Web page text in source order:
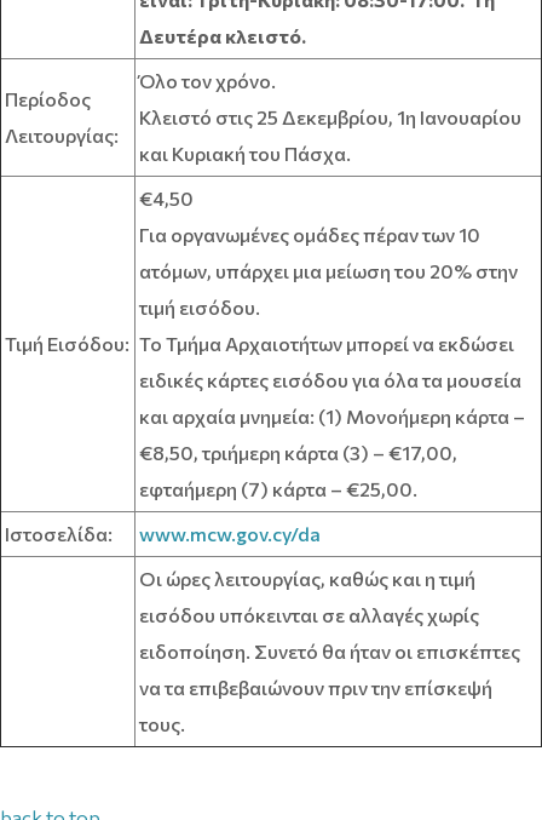
Δευτέρα κλειστό.
Περίοδος
Λειτουργίας:
Όλο τον χρόνο.
Κλειστό στις 25 Δεκεμβρίου, 1η Ιανουαρίου
και Κυριακή του Πάσχα.
Τιμή Εισόδου:
€4,50
Για οργανωμένες ομάδες πέραν των 10
ατόμων, υπάρχει μια μείωση του 20% στην
τιμή εισόδου.
Το Τμήμα Αρχαιοτήτων μπορεί να εκδώσει
ειδικές κάρτες εισόδου για όλα τα μουσεία
και αρχαία μνημεία: (1) Μονοήμερη κάρτα –
€8,50, τριήμερη κάρτα (3) – €17,00,
εφταήμερη (7) κάρτα – €25,00.
Ιστοσελίδα:
www.mcw.gov.cy/da
Οι ώρες λειτουργίας, καθώς και η τιμή
εισόδου υπόκεινται σε αλλαγές χωρίς
ειδοποίηση. Συνετό θα ήταν οι επισκέπτες
να τα επιβεβαιώνουν πριν την επίσκεψή
τους.